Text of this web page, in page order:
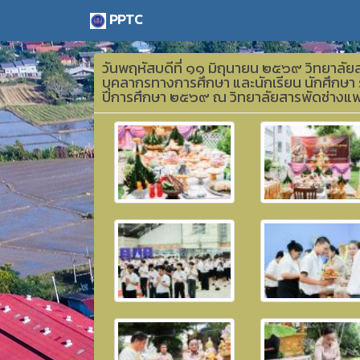
PPTC
วันพฤหัสบดีที่ ๑๑ มิถุนายน ๒๕๖๙ วิทยาลัย
บุคลากรทางการศึกษา และนักเรียน นักศึกษ
ปีการศึกษา ๒๕๖๙ ณ วิทยาลัยสารพัดช่างแ